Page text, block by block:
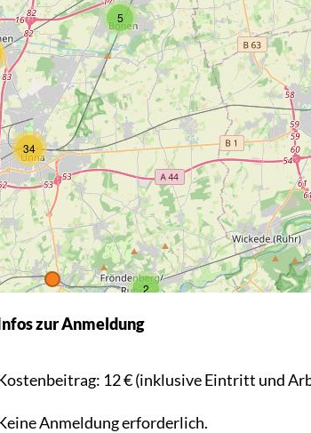
zur Anmeldung
12 € (inklusive Eintritt und
Anmeldung erforderlich.